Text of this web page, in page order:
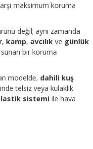
maksimum koruma
değil; aynı zamanda
, kamp, avcılık ve günlük
bir koruma
modelde, dahili kuş
telsiz veya kulaklık
sistemi ile hava